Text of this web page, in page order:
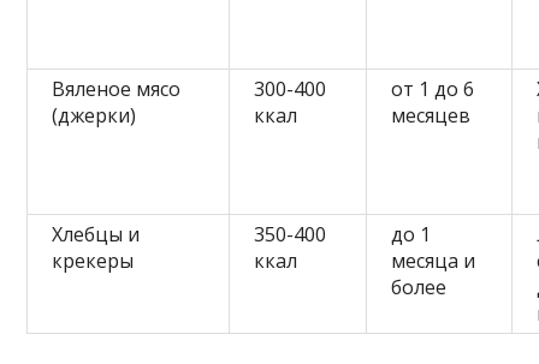
Вяленое мясо
(джерки)
300-400
ккал
от 1 до 6
месяцев
Хлебцы и
крекеры
350-400
ккал
до 1
месяца и
более